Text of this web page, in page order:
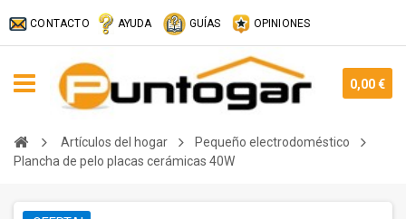
CONTACTO AYUDA GUÍAS OPINIONES
0,00 €
Artículos del hogar
Pequeño electrodoméstico
Plancha de pelo placas cerámicas 40W